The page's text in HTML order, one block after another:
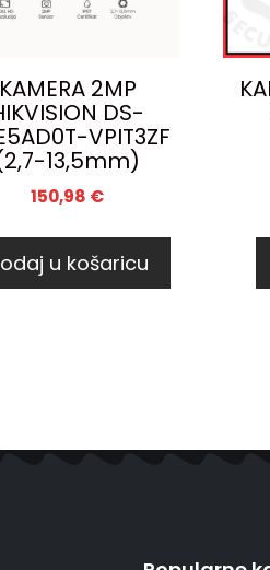
KAMERA 2MP
DS-
VPIT3ZF
13,5mm)
150,98 €
u košaricu